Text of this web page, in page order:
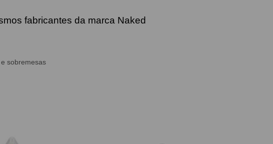
fabricantes da marca Naked
sobremesas